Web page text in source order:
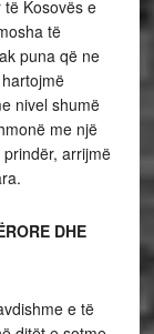
Kosovës e
të
puna që ne
nivel shumë
me një
arrijmë
DHE
e të